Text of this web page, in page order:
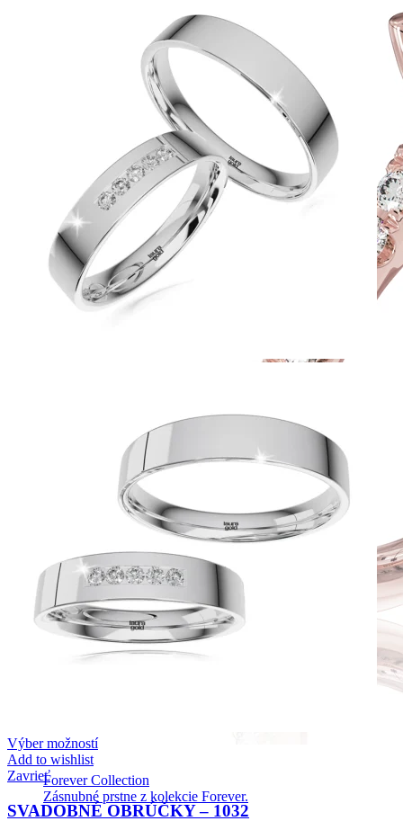
Forever Collection
Zásnubné prstne z kolekcie Forever.
Výber možností
Add to wishlist
Zavrieť
SVADOBNÉ OBRÚČKY – 1032